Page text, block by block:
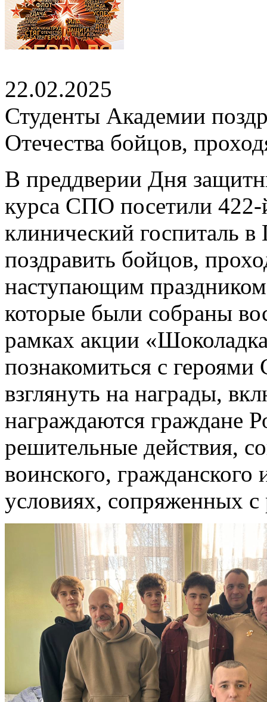
22.02.2025
Студенты Академии
Отечества бойцов,
В преддверии Дня
курса СПО посетили
клинический госпиталь
поздравить бойцов,
наступающим
которые были собраны
рамках акции
познакомиться с
взглянуть на награды,
награждаются граждане
решительные действия,
воинского, гражданского
условиях, сопряженных